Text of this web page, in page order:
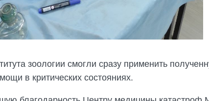
зоологии смогли сразу применить
в критических состояниях.